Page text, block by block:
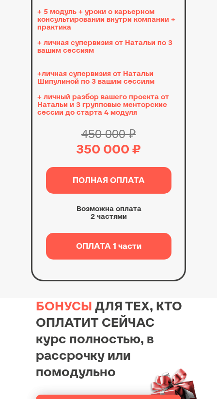
+ 5 модуль + уроки о карьерном
консультировании внутри компании +
практика
+ личная супервизия от Натальи по 3
вашим сессиям
+личная супервизия от Натальи
Шипулиной по 3 вашим сессиям
+ личный разбор вашего проекта от
Натальи и 3 групповые менторские
сессии до старта 4 модуля
450 000 ₽
ОПЛАТА 1 части
ПОЛНАЯ ОПЛАТА
350 000 ₽
Возможна оплата
2 частями
БОНУСЫ ДЛЯ ТЕХ, КТО
ОПЛАТИТ СЕЙЧАС
курс полностью, в
рассрочку или
помодульно